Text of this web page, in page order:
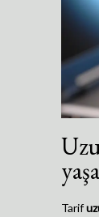
Tarif